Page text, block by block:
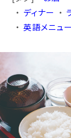
ディナー
英語メニュー